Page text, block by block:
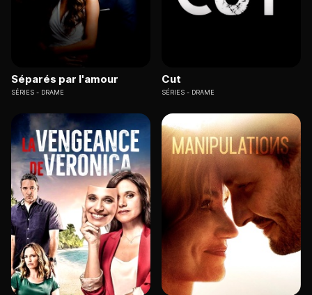
Séparés par l'amour
SÉRIES DRAME
Cut
SÉRIES DRAME